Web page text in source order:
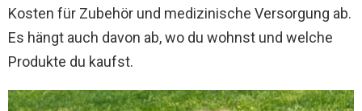
Kosten für Zubehör und medizinische Versorgung ab.
Es hängt auch davon ab, wo du wohnst und welche
Produkte du kaufst.